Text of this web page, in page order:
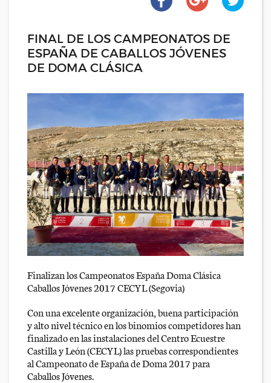
FINAL DE LOS CAMPEONATOS DE
ESPAÑA DE CABALLOS JÓVENES
DE DOMA CLÁSICA
Finalizan los Campeonatos España Doma Clásica
Caballos Jóvenes 2017 CECYL (Segovia)
Con una excelente organización, buena participación
y alto nivel técnico en los binomios competidores han
finalizado en las instalaciones del Centro Ecuestre
Castilla y León (CECYL) las pruebas correspondientes
al Campeonato de España de Doma 2017 para
Caballos Jóvenes.